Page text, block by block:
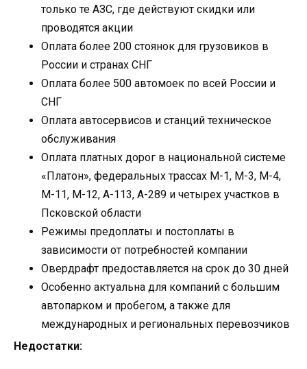
только те АЗС, где действуют скидки или
проводятся акции
Оплата более 200 стоянок для грузовиков в
России и странах СНГ
Оплата более 500 автомоек по всей России и
СНГ
Оплата автосервисов и станций техническое
обслуживания
Оплата платных дорог в национальной системе
«Платон», федеральных трассах М-1, М-3, М-4,
М-11, М-12, А-113, А-289 и четырех участков в
Псковской области
Режимы предоплаты и постоплаты в
зависимости от потребностей компании
Овердрафт предоставляется на срок до 30 дней
Особенно актуальна для компаний с большим
автопарком и пробегом, а также для
международных и региональных перевозчиков
Недостатки: